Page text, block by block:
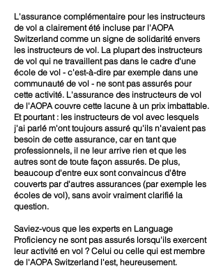
L'assurance complémentaire pour les instructeurs
de vol a clairement été incluse par l'AOPA
Switzerland comme un signe de solidarité envers
les instructeurs de vol. La plupart des instructeurs
de vol qui ne travaillent pas dans le cadre d'une
école de vol - c'est-à-dire par exemple dans une
communauté de vol - ne sont pas assurés pour
cette activité. L'assurance des instructeurs de vol
de l'AOPA couvre cette lacune à un prix imbattable.
Et pourtant : les instructeurs de vol avec lesquels
j'ai parlé m'ont toujours assuré qu'ils n'avaient pas
besoin de cette assurance, car en tant que
professionnels, il ne leur arrive rien et que les
autres sont de toute façon assurés. De plus,
beaucoup d'entre eux sont convaincus d'être
couverts par d'autres assurances (par exemple les
écoles de vol), sans avoir vraiment clarifié la
question.
Saviez-vous que les experts en Language
Proficiency ne sont pas assurés lorsqu'ils exercent
leur activité en vol ? Celui ou celle qui est membre
de l'AOPA Switzerland l'est, heureusement.